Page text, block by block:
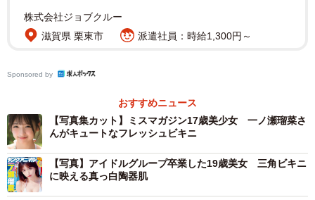
株式会社ジョブクルー
滋賀県 栗東市
派遣社員：時給1,300円～
Sponsored by
おすすめニュース
【写真集カット】ミスマガジン17歳美少女 一ノ瀬瑠菜さ
んがキュートなフレッシュビキニ
【写真】アイドルグループ卒業した19歳美女 三角ビキニ
に映える真っ白陶器肌